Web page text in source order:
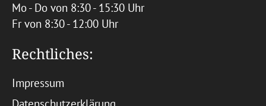
Mo - Do von 8:30 - 15:30 Uhr
Fr von 8:30 - 12:00 Uhr
Rechtliches:
Impressum